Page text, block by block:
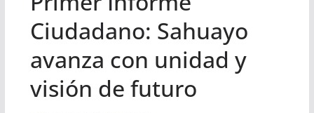
Ciudadano: Sahuayo
avanza con unidad y
visión de futuro